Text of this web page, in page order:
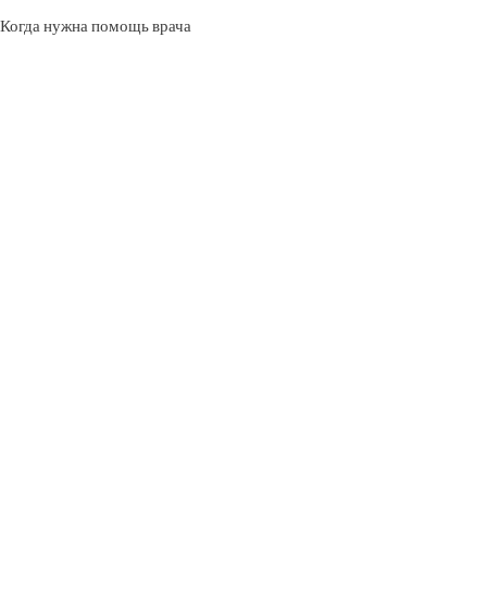
Когда нужна помощь врача